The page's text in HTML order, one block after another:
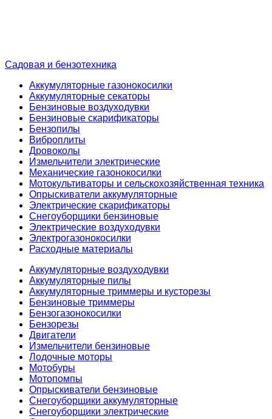
Садовая и бензотехника
Аккумуляторные газонокосилки
Аккумуляторные секаторы
Бензиновые воздуходувки
Бензиновые скарификаторы
Бензопилы
Виброплиты
Дровоколы
Измельчители электрические
Механические газонокосилки
Мотокультиваторы и сельскохозяйственная техника
Опрыскиватели аккумуляторные
Электрические скарификаторы
Снегоуборщики бензиновые
Электрические воздуходувки
Электрогазонокосилки
Расходные материалы
Аккумуляторные воздуходувки
Аккумуляторные пилы
Аккумуляторные триммеры и кусторезы
Бензиновые триммеры
Бензогазонокосилки
Бензорезы
Двигатели
Измельчители бензиновые
Лодочные моторы
Мотобуры
Мотопомпы
Опрыскиватели бензиновые
Снегоуборщики аккумуляторные
Снегоуборщики электрические